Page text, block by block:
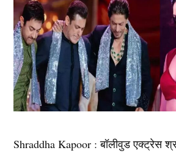
Shraddha Kapoor : बॉलीवुड एक्ट्रेस